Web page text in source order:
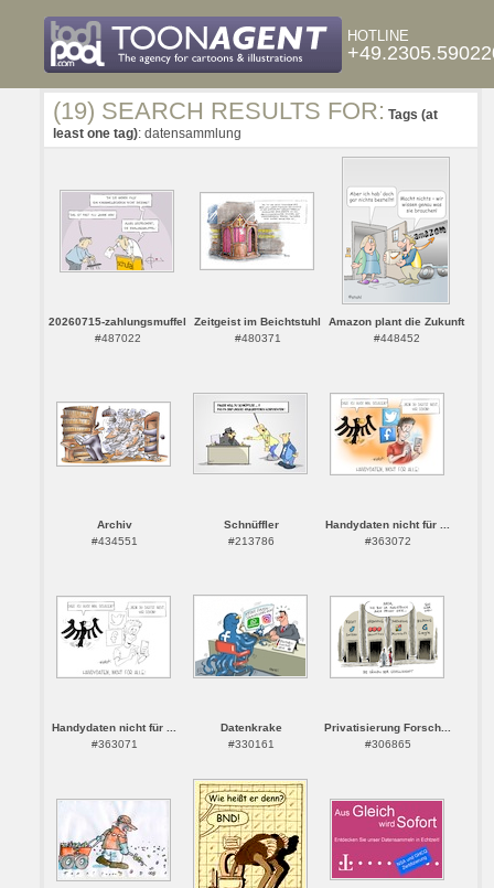
HOTLINE
(19) SEARCH RESULTS FOR: Tags (at
least one tag): datensammlung
20260715-zahlungsmuffel
#487022
Zeitgeist im Beichtstuhl
#480371
Amazon plant die Zukunft
#448452
Archiv
#434551
Schnüffler
#213786
Handydaten nicht für ...
#363072
Handydaten nicht für ...
#363071
Datenkrake
#330161
Privatisierung Forsch...
#306865